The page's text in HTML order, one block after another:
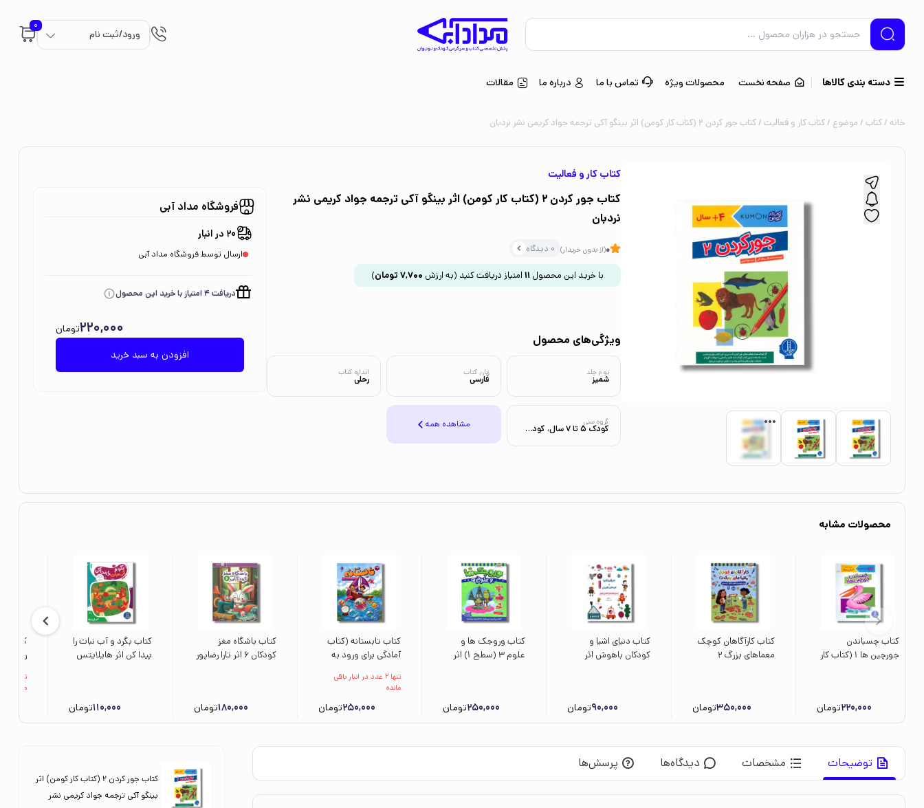
ورود/ثبت نام
0
دسته بندی کالاها صفحه نخست محصولات ویژه تماس با ما درباره ما مقالات
خانه/کتاب/ موضوع /کتاب کار و فعالیت/ کتاب جور کردن 2 (کتاب کار کومن) اثر بینگو آکی ترجمه جواد کریمی نشر نردبان
کتاب کار و فعالیت
کتاب جور کردن 2 (کتاب کار کومن) اثر بینگو آکی ترجمه جواد کریمی نشر
نردبان
0(از بدون خریدار) 0 دیدگاه
با خرید این محصول11 امتیاز دریافت کنید (به ارزش 7,700 تومان)
ویژگی‌های محصول
نوع جلد
شمیز
زبان کتاب
فارسی
اندازه کتاب
رحلی
گروه سنی
کودک 5 تا 7 سال، کودک 3 تا 5 سال مشاهده همه
فروشگاه مداد آبی
20 در انبار
ارسال توسط فروشگاه مداد آبی
دریافت 4 امتیاز با خرید این محصول
افزودن به سبد خرید
220,000تومان
محصولات مشابه
کتاب چسباندن
جورچین ها 1 (کتاب کار
220,000تومان
کتاب کارآگاهان کوچک
معماهای بزرگ 2
نشر پرتقال350,000تومان
کتاب دنیای اشیا و
کودکان باهوش اثر
90,000تومان
کتاب وروجک ها و
علوم 3 (سطح 1) اثر
250,000تومان
کتاب تابستانه (کتاب
آمادگی برای ورود به
مداخله به هنگام) اثر
تنها 2 عدد در انبار باقی
مانده
250,000تومان
کتاب باشگاه مغز
کودکان 6 اثر تارا رضاپور
180,000تومان
کتاب بگرد و آب نبات را
پیدا کن اثر هایلایتس
110,000تومان
کتاب
پریسا
مانده
توضیحات مشخصات دیدگاه‌ها پرسش‌ها
کتاب جور کردن 2 (کتاب کار کومن) اثر
بینگو آکی ترجمه جواد کریمی نشر